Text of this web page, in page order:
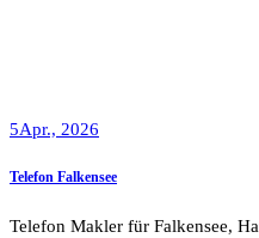
5Apr., 2026
Telefon Falkensee
Telefon Makler für Falkensee,